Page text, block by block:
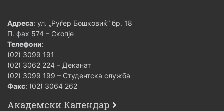
Адреса: ул. „Руѓер Бошковиќ“ бр. 18
П. фах 574 – Скопје
Телефони:
(02) 3099 191
(02) 3062 224 – Деканат
(02) 3099 199 – Студентска служба
Факс: (02) 3064 262
Академски Календар